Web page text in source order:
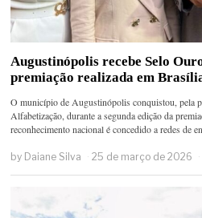
Augustinópolis recebe Selo
premiação realizada em
O município de Augustinópolis conquistou, pela
Alfabetização, durante a segunda edição da
reconhecimento nacional é concedido a redes de
by Daiane Silva 25 de março de 2026